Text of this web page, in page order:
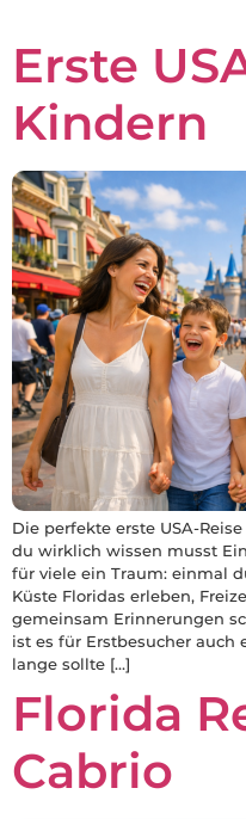
Erste
Kindern
Die perfekte erste USA-
du wirklich wissen musst
für viele ein Traum: einmal
Küste Floridas erleben,
gemeinsam Erinnerungen
ist es für Erstbesucher auch
lange sollte […]
Florida
Cabrio